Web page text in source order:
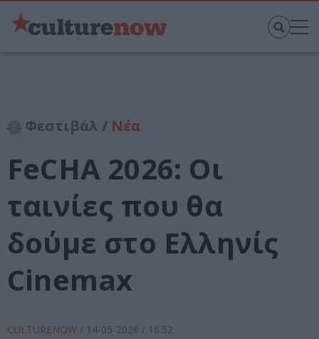
Φεστιβάλ / Νέα
FeCHA 2026: Οι
ταινίες που θα
δούμε στο Ελληνίς
Cinemax
CULTURENOW / 14-05-2026 / 16:52